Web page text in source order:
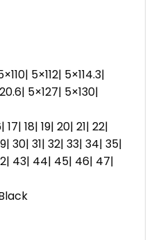
5×112| 5×114.3|
5×127| 5×130|
17| 18| 19| 20| 21| 22|
30| 31| 32| 33| 34| 35|
43| 44| 45| 46| 47|